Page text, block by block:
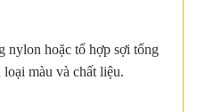
nylon hoặc tổ hợp sợi tổng
màu và chất liệu.